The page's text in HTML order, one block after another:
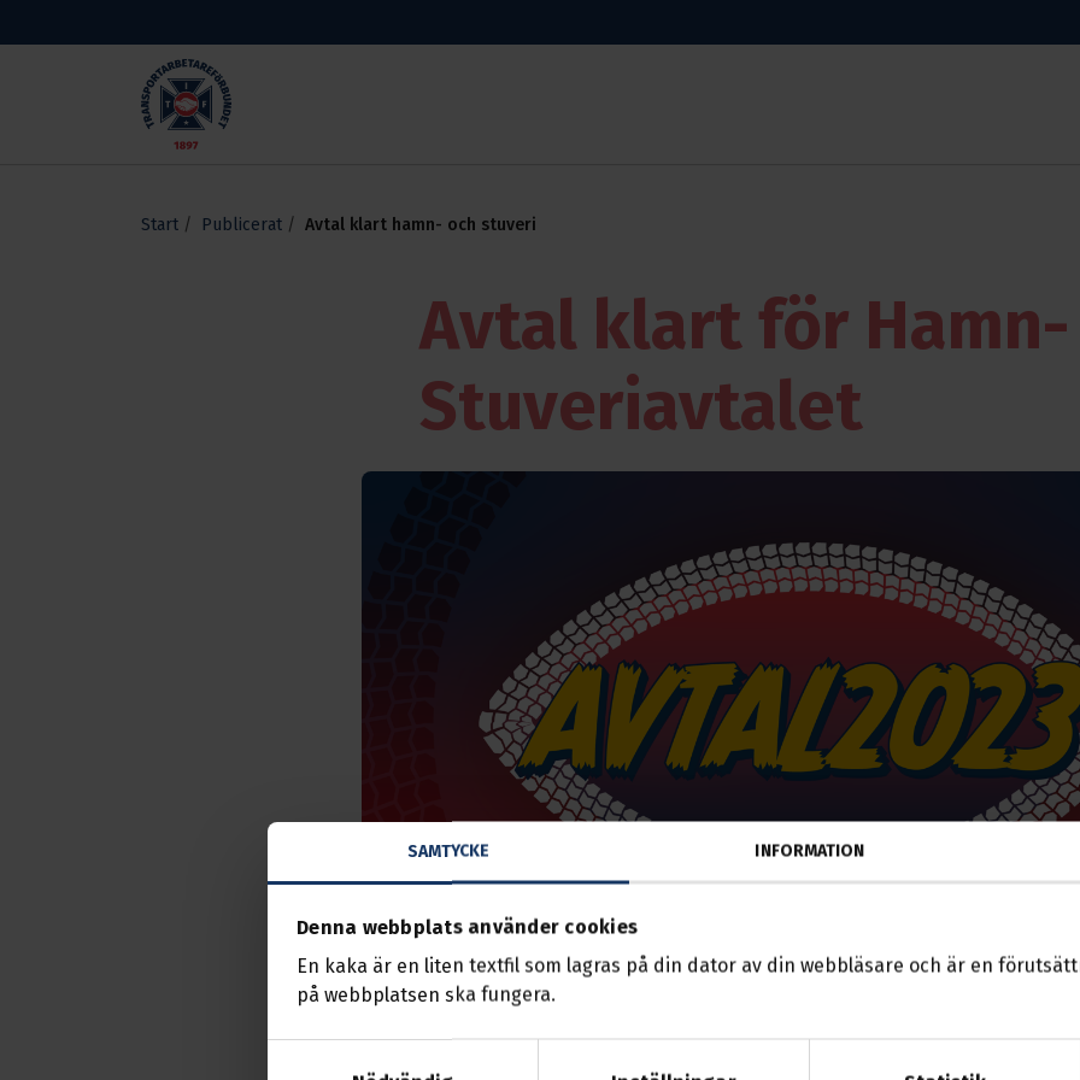
SAMTYCKE INFORMATION
Denna webbplats använder cookies
En kaka är en liten textfil som lagras på din dator av din webbläsare och är en
på webbplatsen ska fungera.
Transportarbetareförbundet
Start Publicerat Avtal klart hamn- och stuveri
Avtal klart för Hamn-
Stuveriavtalet
Publicerat